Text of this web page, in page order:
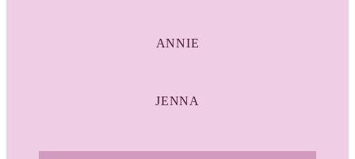
ANNIE
JENNA